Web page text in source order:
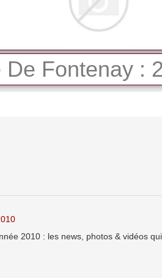
Fontenay :
2010 : les news, photos & vidéos